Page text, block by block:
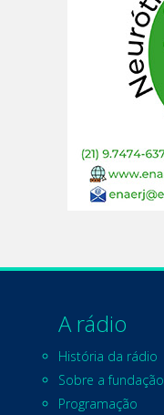
A rádio
História da rádio
Sobre a fundação
Programação